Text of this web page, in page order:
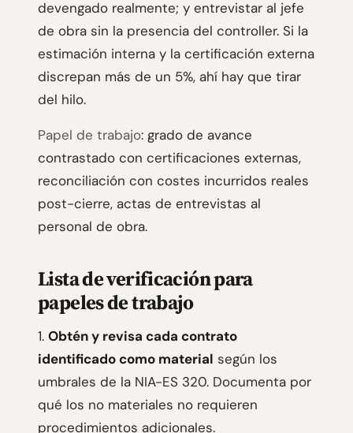
devengado realmente; y entrevistar al jefe
de obra sin la presencia del controller. Si la
estimación interna y la certificación externa
discrepan más de un 5%, ahí hay que tirar
del hilo.
Papel de trabajo: grado de avance
contrastado con certificaciones externas,
reconciliación con costes incurridos reales
post-cierre, actas de entrevistas al
personal de obra.
Lista de verificación para
papeles de trabajo
1. Obtén y revisa cada contrato
identificado como material según los
umbrales de la NIA-ES 320. Documenta por
qué los no materiales no requieren
procedimientos adicionales.